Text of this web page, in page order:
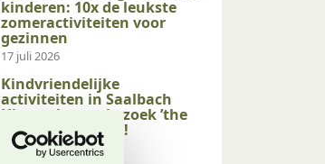
kinderen: 10x de leukste
zomeractiviteiten voor
gezinnen
17 juli 2026
Kindvriendelijke
activiteiten in Saalbach
Hinterglemm: bezoek ’the
end of the valley’!
17 juli 2026